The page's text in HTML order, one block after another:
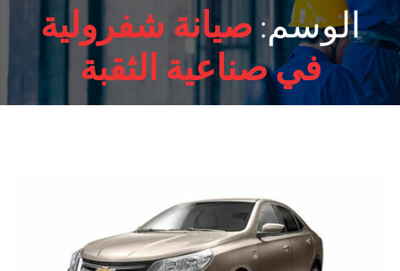
الوسم: صيانة شفرولية
في صناعية الثقبة